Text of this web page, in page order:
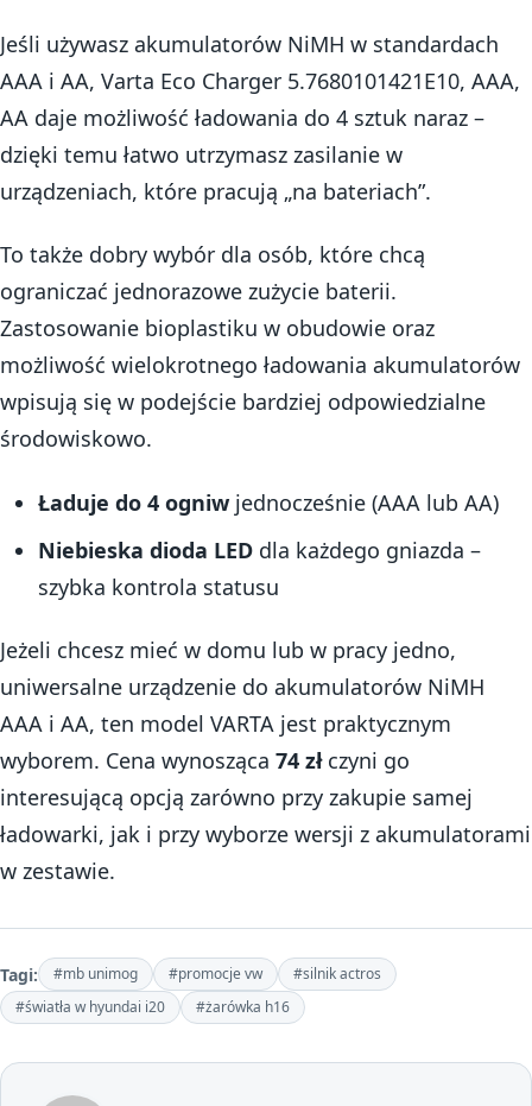
Jeśli używasz akumulatorów NiMH w standardach
AAA i AA, Varta Eco Charger 5.7680101421E10, AAA,
AA daje możliwość ładowania do 4 sztuk naraz –
dzięki temu łatwo utrzymasz zasilanie w
urządzeniach, które pracują „na bateriach”.
To także dobry wybór dla osób, które chcą
ograniczać jednorazowe zużycie baterii.
Zastosowanie bioplastiku w obudowie oraz
możliwość wielokrotnego ładowania akumulatorów
wpisują się w podejście bardziej odpowiedzialne
środowiskowo.
Ładuje do 4 ogniwjednocześnie (AAA lub AA)
Niebieska dioda LEDdla każdego gniazda –
szybka kontrola statusu
Jeżeli chcesz mieć w domu lub w pracy jedno,
uniwersalne urządzenie do akumulatorów NiMH
AAA i AA, ten model VARTA jest praktycznym
wyborem. Cena wynosząca 74 złczyni go
interesującą opcją zarówno przy zakupie samej
ładowarki, jak i przy wyborze wersji z akumulatorami
w zestawie.
Tagi: #mb unimog #promocje vw
#silnik actros
#światła w hyundai i20
#żarówka h16